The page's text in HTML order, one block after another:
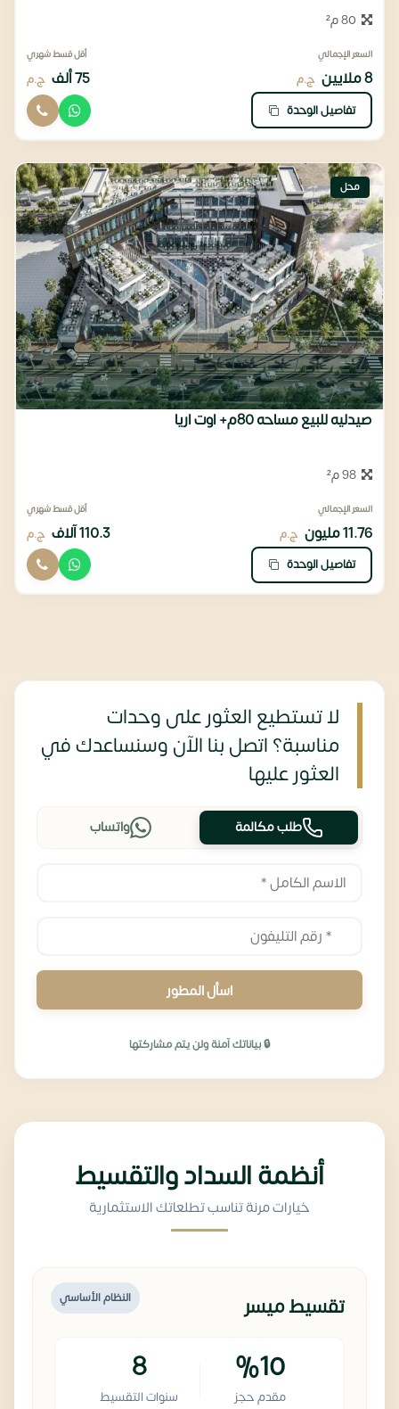
السعر الإجمالي
8 ملايين ج.م
أقل قسط شهري
75 ألف ج.م
تفاصيل الوحدة
محل
صيدليه للبيع مساحه 80م+ اوت اريا
السعر الإجمالي
11.76 مليون ج.م
أقل قسط شهري
110.3 آلاف ج.م
تفاصيل الوحدة
لا تستطيع العثور على وحدات
مناسبة؟ اتصل بنا الآن وسنساعدك في
العثور عليها
طلب مكالمة واتساب
اسأل المطور
🔒 بياناتك آمنة ولن يتم مشاركتها
أنظمة السداد والتقسيط
خيارات مرنة تناسب تطلعاتك الاستثمارية
النظام الأساسي تقسيط ميسر
%10
مقدم حجز
8
سنوات التقسيط